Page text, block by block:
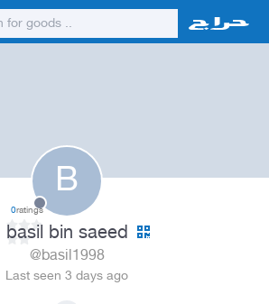
B
0ratings
basil bin saeed
@basil1998
Last seen 3 days ago